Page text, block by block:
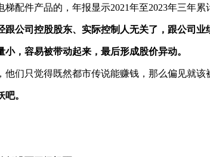
配件产品的，年报显示2021年至2023年三年
公司控股股东、实际控制人无关了，跟公司业
，容易被带动起来，最后形成股价异动。
们只觉得既然都市传说能赚钱，那么偏见就该
吧。